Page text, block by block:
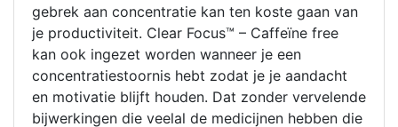
gebrek aan concentratie kan ten koste gaan van
je productiviteit. Clear Focus™ – Caffeïne free
kan ook ingezet worden wanneer je een
concentratiestoornis hebt zodat je je aandacht
en motivatie blijft houden. Dat zonder vervelende
bijwerkingen die veelal de medicijnen hebben die